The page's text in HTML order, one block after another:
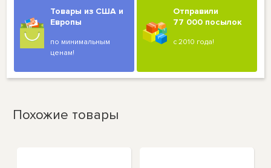
Товары из США и
Европы
по минимальным
ценам!
Отправили
77 000 посылок
с 2010 года!
Похожие товары